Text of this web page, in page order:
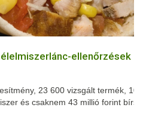
ellenőrzések
23 600 vizsgált termék, 102
és csaknem 43 millió forint